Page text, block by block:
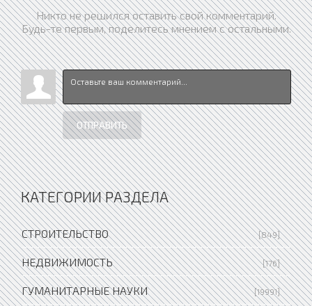
Никто не решился оставить свой комментарий.
Будь-те первым, поделитесь мнением с остальными.
ОТПРАВИТЬ
КАТЕГОРИИ РАЗДЕЛА
СТРОИТЕЛЬСТВО [849]
НЕДВИЖИМОСТЬ [176]
ГУМАНИТАРНЫЕ НАУКИ [19991]